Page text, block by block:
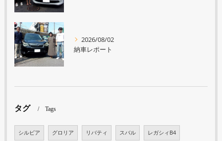
2026/08/02
納車レポート
タグ Tags
シルビア グロリア リバティ スバル レガシィB4